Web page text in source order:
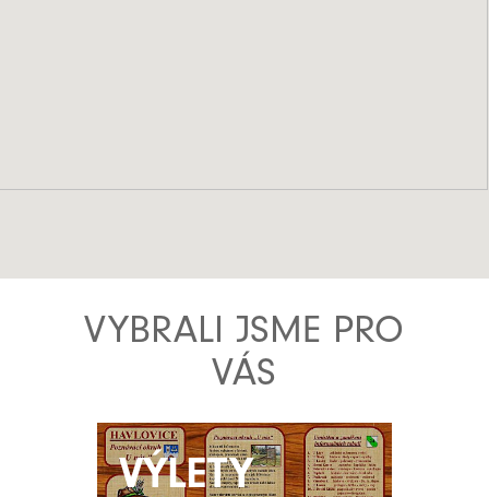
VYBRALI JSME PRO
VÁS
VÝLETY
VÝLETY